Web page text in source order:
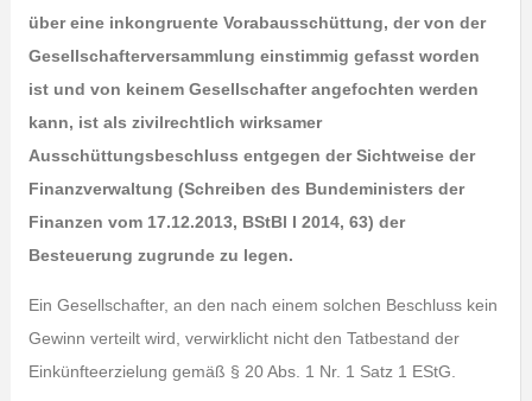
über eine inkongruente Vorabausschüttung, der von der
Gesellschafterversammlung einstimmig gefasst worden
ist und von keinem Gesellschafter angefochten werden
kann, ist als zivilrechtlich wirksamer
Ausschüttungsbeschluss entgegen der Sichtweise der
Finanzverwaltung (Schreiben des Bundeministers der
Finanzen vom 17.12.2013, BStBl I 2014, 63) der
Besteuerung zugrunde zu legen.
Ein Gesellschafter, an den nach einem solchen Beschluss kein
Gewinn verteilt wird, verwirklicht nicht den Tatbestand der
Einkünfteerzielung gemäß § 20 Abs. 1 Nr. 1 Satz 1 EStG.